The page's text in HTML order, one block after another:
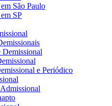
São Paulo
SP
e Periódico